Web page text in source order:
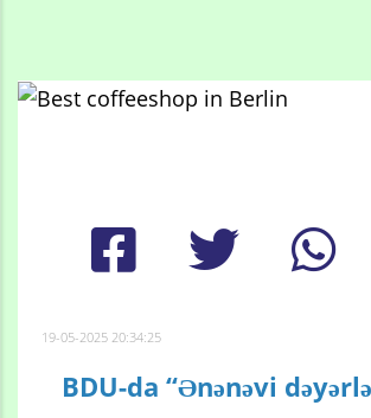
Breadcrumb
19-05-2025 20:34:25
BDU-da “Ənənəvi